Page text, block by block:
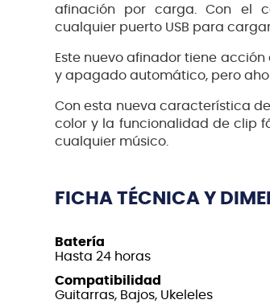
afinación por carga.Con el
cualquier puerto USB para
Este nuevo afinador tiene
y apagado automático, pero
Con esta nueva característica
color y la funcionalidad de clip
cualquier músico.
FICHA TÉCNICA Y
Batería
Hasta 24 horas
Compatibilidad
Guitarras, Bajos, Ukeleles